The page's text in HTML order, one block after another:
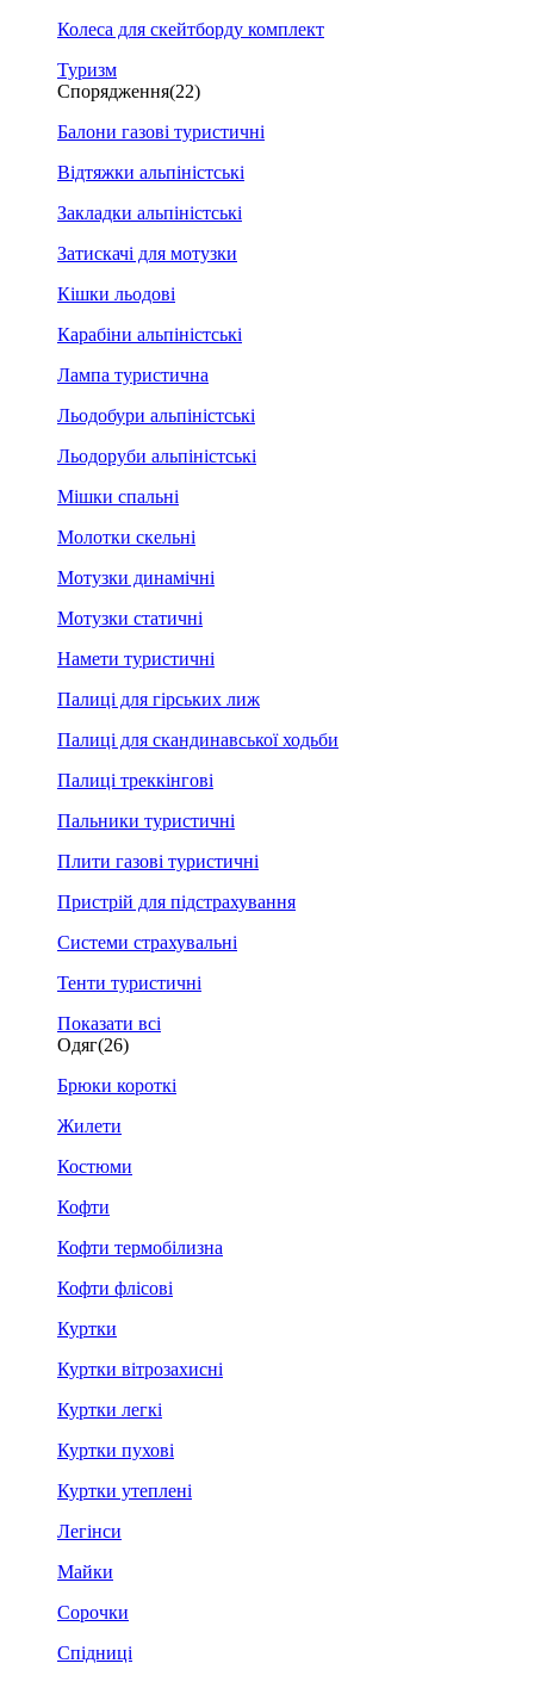
Колеса для скейтборду комплект
Туризм
Спорядження(22)
Балони газові туристичні
Відтяжки альпіністські
Закладки альпіністські
Затискачі для мотузки
Кішки льодові
Карабіни альпіністські
Лампа туристична
Льодобури альпіністські
Льодоруби альпіністські
Мішки спальні
Молотки скельні
Мотузки динамічні
Мотузки статичні
Намети туристичні
Палиці для гірських лиж
Палиці для скандинавської ходьби
Палиці треккінгові
Пальники туристичні
Плити газові туристичні
Пристрій для підстрахування
Системи страхувальні
Тенти туристичні
Показати всі
Одяг(26)
Брюки короткі
Жилети
Костюми
Кофти
Кофти термобілизна
Кофти флісові
Куртки
Куртки вітрозахисні
Куртки легкі
Куртки пухові
Куртки утеплені
Легінси
Майки
Сорочки
Спідниці